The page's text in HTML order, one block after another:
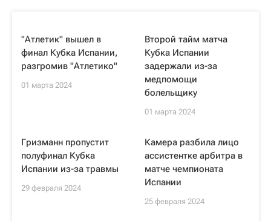
"Атлетик" вышел в
финал Кубка Испании,
разгромив "Атлетико"
01 марта 2024
Второй тайм матча
Кубка Испании
задержали из-за
медпомощи
болельщику
01 марта 2024
Гризманн пропустит
полуфинал Кубка
Испании из-за травмы
29 февраля 2024
Камера разбила лицо
ассистентке арбитра в
матче чемпионата
Испании
25 февраля 2024